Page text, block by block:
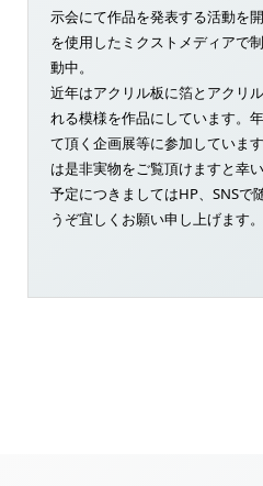
示会にて作品を発表する活動を
を使用したミクストメディアで
動中。
近年はアクリル板に箔とアクリ
れる模様を作品にしています。
て頂く企画展等に参加していま
は是非実物をご覧頂けますと幸い
予定につきましてはHP、SNSで
うぞ宜しくお願い申し上げます。